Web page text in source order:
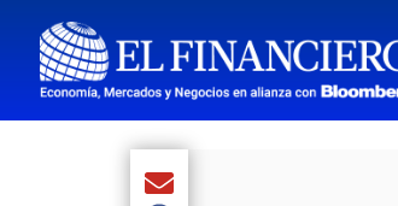
Compartir el artículo actual